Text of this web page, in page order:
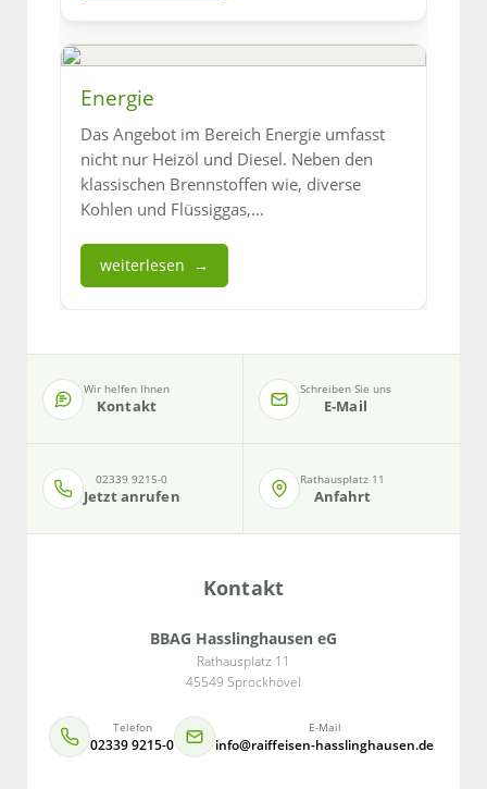
Energie
Das Angebot im Bereich Energie umfasst
nicht nur Heizöl und Diesel. Neben den
klassischen Brennstoffen wie, diverse
Kohlen und Flüssiggas,…
weiterlesen
Wir helfen Ihnen
Kontakt
Schreiben Sie uns
E-Mail
02339 9215-0
Jetzt anrufen
Rathausplatz 11
Anfahrt
Kontakt
BBAG Hasslinghausen eG
Rathausplatz 11
45549 Sprockhövel
Telefon
02339 9215-0
E-Mail
info@raiffeisen-hasslinghausen.de